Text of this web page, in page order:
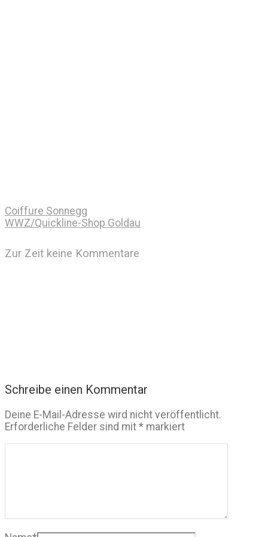
Coiffure Sonnegg
WWZ/Quickline-Shop Goldau
Zur Zeit keine Kommentare
Schreibe einen Kommentar
Deine E-Mail-Adresse wird nicht veröffentlicht.
Erforderliche Felder sind mit * markiert